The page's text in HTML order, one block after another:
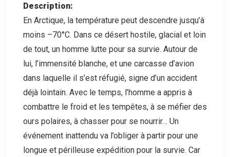
Description:
En Arctique, la température peut descendre jusqu’à
moins –70°C. Dans ce désert hostile, glacial et loin
de tout, un homme lutte pour sa survie. Autour de
lui, l’immensité blanche, et une carcasse d’avion
dans laquelle il s’est réfugié, signe d’un accident
déjà lointain. Avec le temps, l’homme a appris à
combattre le froid et les tempêtes, à se méfier des
ours polaires, à chasser pour se nourrir… Un
événement inattendu va l’obliger à partir pour une
longue et périlleuse expédition pour la survie. Car